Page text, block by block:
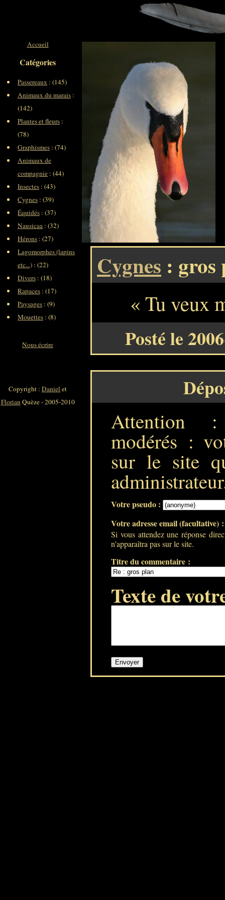
Cygnes : gros
« Tu veux
Posté le
Attention :
modérés :
sur le site
Votre pseudo :
Votre adresse email (facultative)
Si vous attendez une réponse
n'apparaîtra pas sur le site.
Titre du commentaire :
Texte de
Accueil
Catégories
Passereaux : (145)
Animaux du marais :
(142)
Plantes et fleurs :
(78)
Graphismes : (74)
Animaux de
compagnie : (44)
Insectes : (43)
Cygnes : (39)
Équidés : (37)
Nausicaa : (32)
Hérons : (27)
Lagomorphes (lapins
etc...) : (22)
Divers : (18)
Rapaces : (17)
Paysages : (9)
Mouettes : (8)
Nous écrire
Copyright : Daniel et
FlorianQuèze - 2005-2010